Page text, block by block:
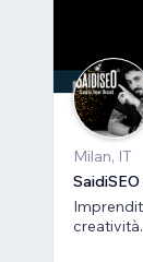
Milan, IT
creatività.